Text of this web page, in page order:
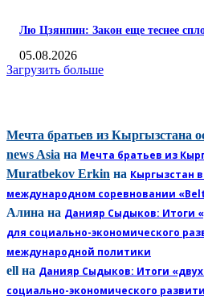
Лю Цзянпин: Закон еще теснее
05.08.2026
Загрузить больше
Мечта братьев из Кыргызстана
news Asia на Мечта братьев из
Muratbekov Erkin на Кыргызстан
международном соревновании
Алина на Данияр Сыдыков: Итоги
для социально-экономического
международной политики
ell на Данияр Сыдыков: Итоги
социально-экономического